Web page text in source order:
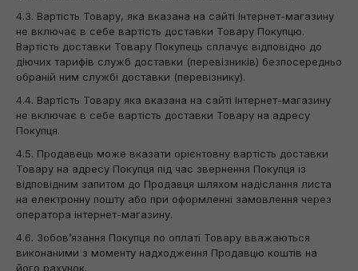
4.3. Вартість Товару, яка вказана на сайті Інтернет-магазину
не включає в себе вартість доставки Товару Покупцю.
Вартість доставки Товару Покупець сплачує відповідно до
діючих тарифів служб доставки (перевізників) безпосередньо
обраній ним службі доставки (перевізнику).
4.4. Вартість Товару яка вказана на сайті Інтернет-магазину
не включає в себе вартість доставки Товару на адресу
Покупця.
4.5. Продавець може вказати орієнтовну вартість доставки
Товару на адресу Покупця під час звернення Покупця із
відповідним запитом до Продавця шляхом надіслання листа
на електронну пошту або при оформленні замовлення через
оператора інтернет-магазину.
4.6. Зобов’язання Покупця по оплаті Товару вважаються
виконаними з моменту надходження Продавцю коштів на
його рахунок.